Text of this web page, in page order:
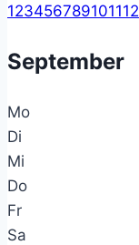
123456789101112
September
Mo
Di
Mi
Do
Fr
Sa